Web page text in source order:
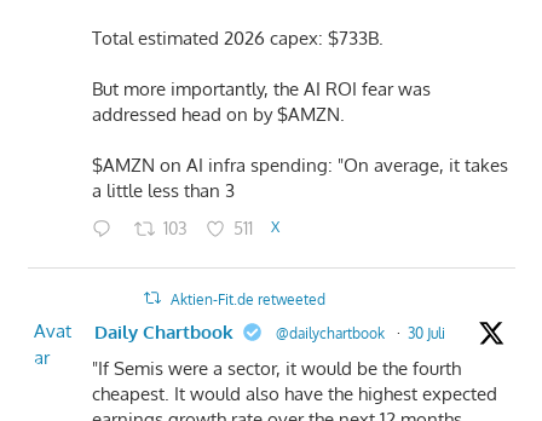
Total estimated 2026 capex: $733B.
But more importantly, the AI ROI fear was
addressed head on by $AMZN.
$AMZN on AI infra spending: "On average, it takes
a little less than 3
103 511 X
Aktien-Fit.de retweeted
Avat
ar
Daily Chartbook @dailychartbook · 30 Juli
"If Semis were a sector, it would be the fourth
cheapest. It would also have the highest expected